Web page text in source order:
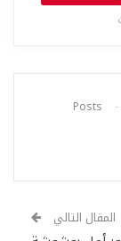
المقال التالي